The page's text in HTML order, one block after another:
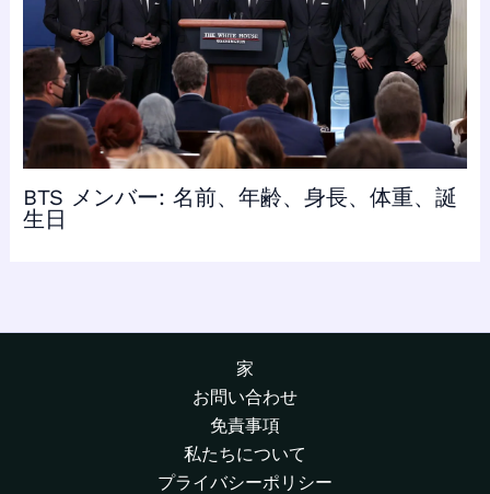
BTS メンバー: 名前、年齢、身長、体重、誕
生日
家
お問い合わせ
免責事項
私たちについて
プライバシーポリシー